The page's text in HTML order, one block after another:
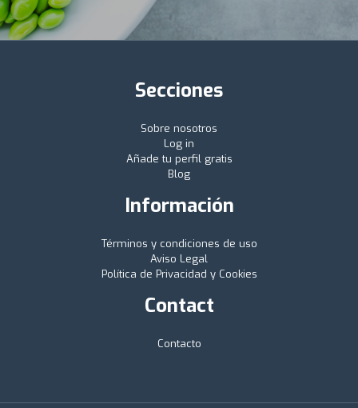
Secciones
Sobre nosotros
Log in
Añade tu perfil gratis
Blog
Información
Términos y condiciones de uso
Aviso Legal
Política de Privacidad y Cookies
Contact
Contacto